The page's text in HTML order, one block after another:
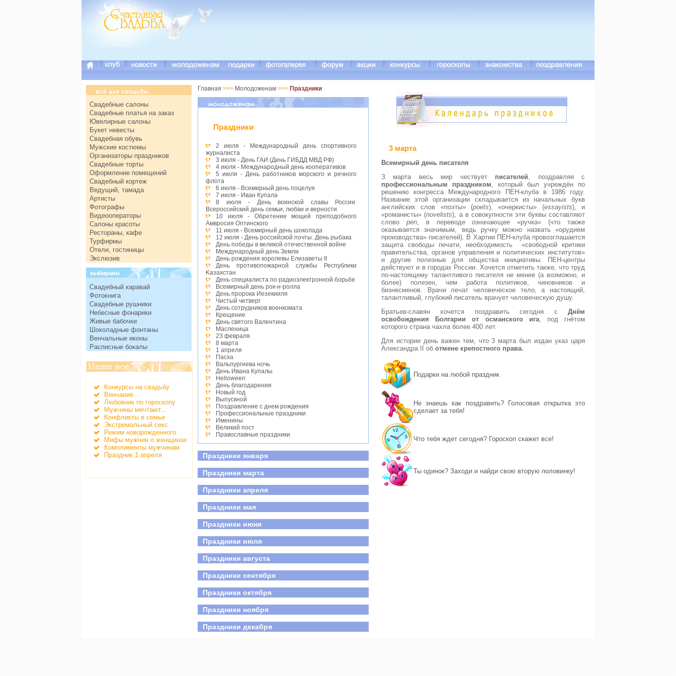
Свадебные салоны
Свадебные платья на заказ
Ювелирные салоны
Букет невесты
Свадебная обувь
Мужские костюмы
Организаторы праздников
Свадебные торты
Оформление помещений
Свадебный кортеж
Ведущий, тамада
Артисты
Фотографы
Видеооператоры
Салоны красоты
Рестораны, кафе
Турфирмы
Отели, гостиницы
Экслюзив
Свадебный каравай
Фотокнига
Свадебные рушники
Небесные фонарики
Живые бабочки
Шоколадные фонтаны
Венчальные иконы
Расписные бокалы
Конкурсы на свадьбу
Венчание
Любовник по гороскопу
Мужчины мечтают...
Конфликты в семье
Экстремальный секс
Режим новорожденного
Мифы мужчин о женщинах
Комплименты мужчинам
Праздник 1 апреля
Главная >>> Молодоженам >>> Праздники
Праздники
2 июля - Международный день спортивного
журналиста
3 июля - День ГАИ (День ГИБДД МВД РФ)
4 июля - Международный день кооперативов
5 июля - День работников морского и речного
флота
6 июля - Всемирный день поцелуя
7 июля - Иван Купала
8 июля - День воинской славы России.
Всероссийский день семьи, любви и верности
10 июля - Обретение мощей преподобного
Амвросия Оптинского
11 июля - Всемирный день шоколада
12 июля - День российской почты. День рыбака
День победы в великой отечественной войне
Международный день Земли
День рождения королевы Елизаветы II
День противопожарной службы Республики
Kазахстан
День специалиста по радиоэлектронной борьбе
Всемирный день рок-н-ролла
День пророка Иезекииля
Чистый четверг
День сотрудников военкомата
Крещение
День святого Валентина
Масленица
23 февраля
8 марта
1 апреля
Пасха
Вальпургиева ночь
День Ивана Купалы
Helloween
День благодарения
Новый год
Выпускной
Поздравление с днем рождения
Профессиональные праздники
Именины
Великий пост
Православные праздники
День студента
День победы
Всероссийский день семьи, любви и верности
Праздники января
Праздники марта
Праздники апреля
Праздники мая
Праздники июня
Праздники июля
Праздники августа
Праздники сентября
Праздники октября
Праздники ноября
Праздники декабря
3 марта
Всемирный день писателя
З марта весь мир чествует писателей, поздравляя с
профессиональным праздником, который был учреждён по
решению конгресса Международного ПЕН-клуба в 1986 году.
Название этой организации складывается из начальных букв
английских слов «поэты» (poets), «очеркисты» (essayists), и
«романисты» (novelists), а в совокупности эти буквы составляют
слово pen, в переводе означающее «ручка» (что также
оказывается значимым, ведь ручку можно назвать «орудием
производства» писателей). В Хартии ПЕН-клуба провозглашается
защита свободы печати, необходимость «свободной критики
правительства, органов управления и политических институтов»
и другие полезные для общества инициативы. ПЕН-центры
действуют и в городах России. Хочется отметить также, что труд
по-настоящему талантливого писателя не менее (а возможно, и
более) полезен, чем работа политиков, чиновников и
бизнесменов. Врачи лечат человеческое тело, а настоящий,
талантливый, глубокий писатель врачует человеческую душу.
Братьев-славян хочется поздравить сегодня с Днём
освобождения Болгарии от османского ига, под гнётом
которого страна чахла более 400 лет.
Для истории день важен тем, что 3 марта был издан указ царя
Александра II об отмене крепостного права.
Подарки на любой праздник
Не знаешь как поздравить? Голосовая открытка это
сделает за тебя!
Что тебя ждет сегодня? Гороскоп скажет все!
Ты одинок? Заходи и найди свою вторую половинку!